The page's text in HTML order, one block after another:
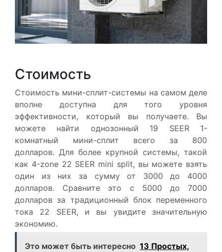
Стоимость
Стоимость мини-сплит-системы на самом деле
вполне доступна для того уровня
эффективности, который вы получаете. Вы
можете найти однозонный 19 SEER 1-
комнатный мини-сплит всего за 800
долларов. Для более крупной системы, такой
как 4-zone 22 SEER mini split, вы можете взять
один из них за сумму от 3000 до 4000
долларов. Сравните это с 5000 до 7000
долларов за традиционный блок переменного
тока 22 SEER, и вы увидите значительную
экономию.
Это может быть интересно 13 Простых,